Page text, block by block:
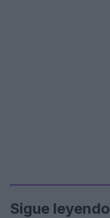
Sigue leyendo